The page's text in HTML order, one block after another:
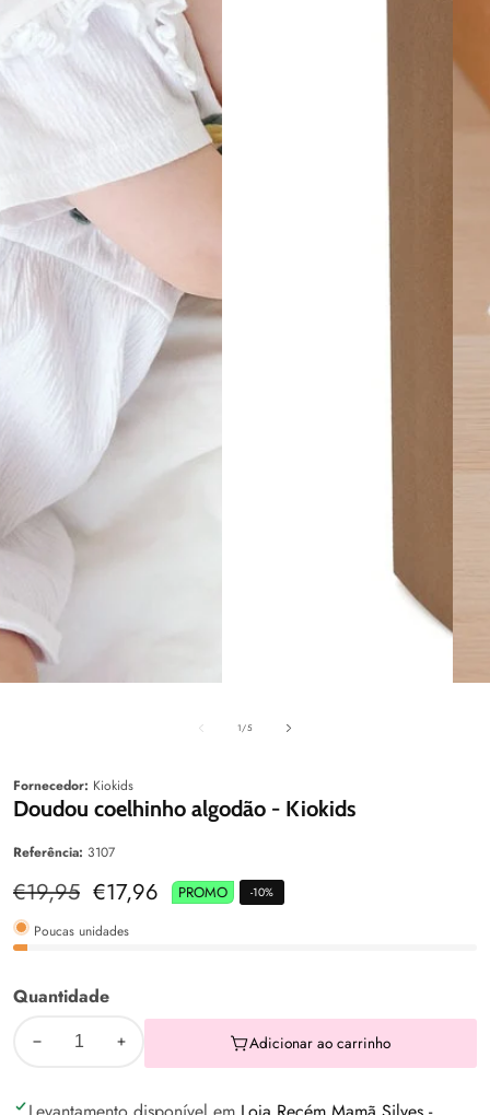
1/de5
Fornecedor: Kiokids
Doudou coelhinho algodão - Kiokids
Referência: 3107
Preço
normal
€19,95 Preço
venda
€17,96 PROMO -10%
Poucas unidades
Quantidade
Diminuir
quantidade
quantidade
Adicionar ao carrinho